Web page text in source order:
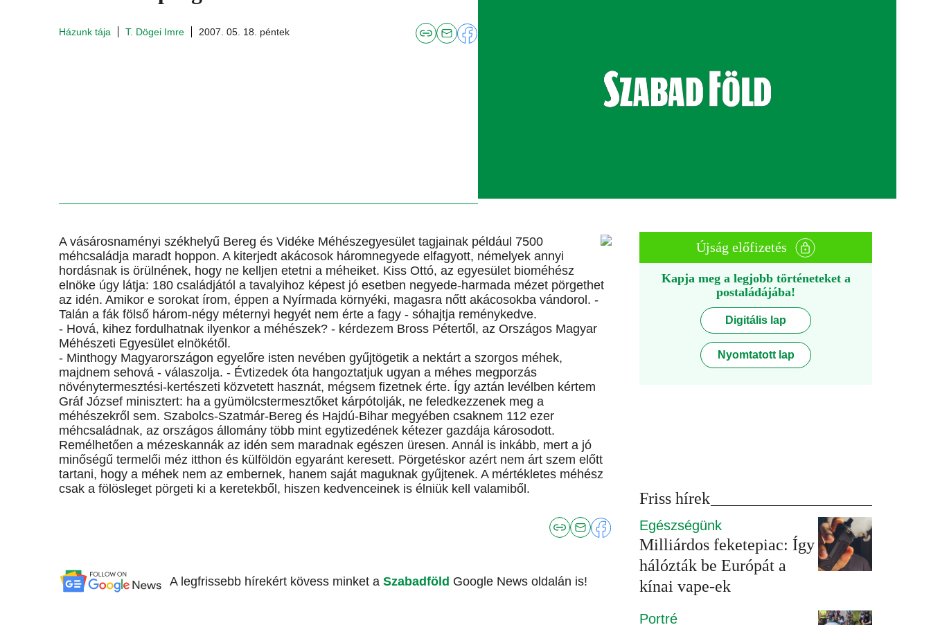
Házunk tája T. Dögei Imre 2007. 05. 18. péntek
A vásárosnaményi székhelyű Bereg és Vidéke Méhészegyesület tagjainak például 7500
méhcsaládja maradt hoppon. A kiterjedt akácosok háromnegyede elfagyott, némelyek annyi
hordásnak is örülnének, hogy ne kelljen etetni a méheiket. Kiss Ottó, az egyesület bioméhész
elnöke úgy látja: 180 családjától a tavalyihoz képest jó esetben negyede-harmada mézet pörgethet
az idén. Amikor e sorokat írom, éppen a Nyírmada környéki, magasra nőtt akácosokba vándorol. -
Talán a fák fölső három-négy méternyi hegyét nem érte a fagy - sóhajtja reménykedve.
- Hová, kihez fordulhatnak ilyenkor a méhészek? - kérdezem Bross Pétertől, az Országos Magyar
Méhészeti Egyesület elnökétől.
- Minthogy Magyarországon egyelőre isten nevében gyűjtögetik a nektárt a szorgos méhek,
majdnem sehová - válaszolja. - Évtizedek óta hangoztatjuk ugyan a méhes megporzás
növénytermesztési-kertészeti közvetett hasznát, mégsem fizetnek érte. Így aztán levélben kértem
Gráf József minisztert: ha a gyümölcstermesztőket kárpótolják, ne feledkezzenek meg a
méhészekről sem. Szabolcs-Szatmár-Bereg és Hajdú-Bihar megyében csaknem 112 ezer
méhcsaládnak, az országos állomány több mint egytizedének kétezer gazdája károsodott.
Remélhetően a mézeskannák az idén sem maradnak egészen üresen. Annál is inkább, mert a jó
minőségű termelői méz itthon és külföldön egyaránt keresett. Pörgetéskor azért nem árt szem előtt
tartani, hogy a méhek nem az embernek, hanem saját maguknak gyűjtenek. A mértékletes méhész
csak a fölösleget pörgeti ki a keretekből, hiszen kedvenceinek is élniük kell valamiből.
A legfrissebb hírekért kövess minket a Szabadföld Google News oldalán is!
Újság előfizetés
Kapja meg a legjobb történeteket a
postaládájába!
Digitális lap
Nyomtatott lap
Friss hírek
Egészségünk
Milliárdos feketepiac: Így
hálózták be Európát a
kínai vape-ek
Portré